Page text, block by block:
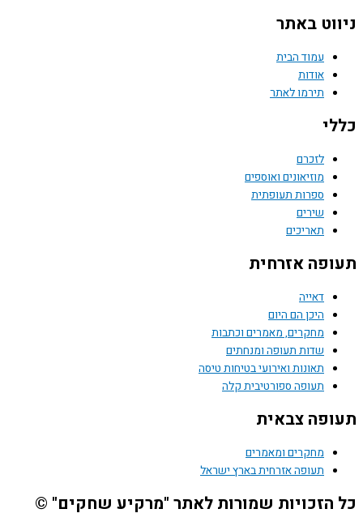
ניווט באתר
עמוד הבית
אודות
תירמו לאתר
כללי
לזכרם
מוזיאונים ואוספים
ספרות תעופתית
שירים
תאריכים
תעופה אזרחית
דאייה
היכן הם היום
מחקרים, מאמרים וכתבות
שדות תעופה ומנחתים
תאונות ואירועי בטיחות טיסה
תעופה ספורטיבית קלה
תעופה צבאית
מחקרים ומאמרים
תעופה אזרחית בארץ ישראל
כל הזכויות שמורות לאתר "מרקיע שחקים" ©